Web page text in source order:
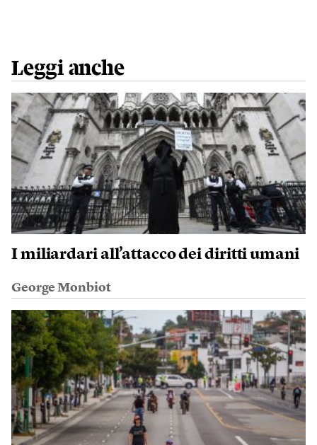
Leggi anche
I miliardari all’attacco dei diritti umani
George Monbiot